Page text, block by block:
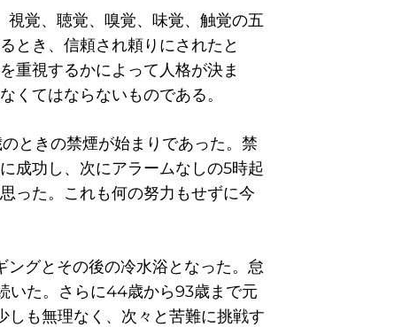
覚、聴覚、嗅覚、味覚、触覚の五
とき、信頼され頼りにされたと
重視するかによって人格が決ま
くてはならないものである。
ときの禁煙が始まりであった。禁
成功し、次にアラームなしの5時起
った。これも何の努力もせずに今
グとその後の冷水浴となった。怠
いた。さらに44歳から93歳まで元
も無理なく、次々と苦難に挑戦す